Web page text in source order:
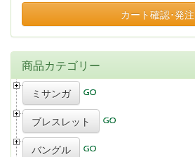
カート確認･発注
商品カテゴリー
ミサンガ
ブレスレット
バングル